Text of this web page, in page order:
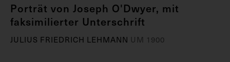
Porträt von Joseph O'Dwyer, mit
faksimilierter Unterschrift
JULIUS FRIEDRICH LEHMANN UM 1900